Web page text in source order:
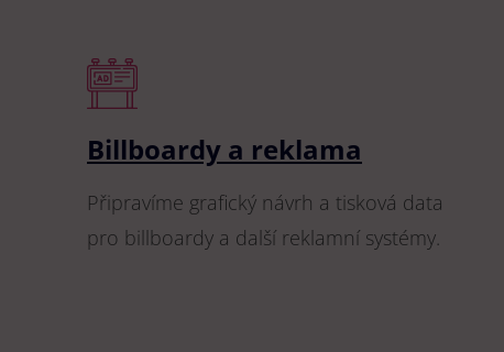
Billboardy a reklama
Připravíme grafický návrh a tisková data
pro billboardy a další reklamní systémy.